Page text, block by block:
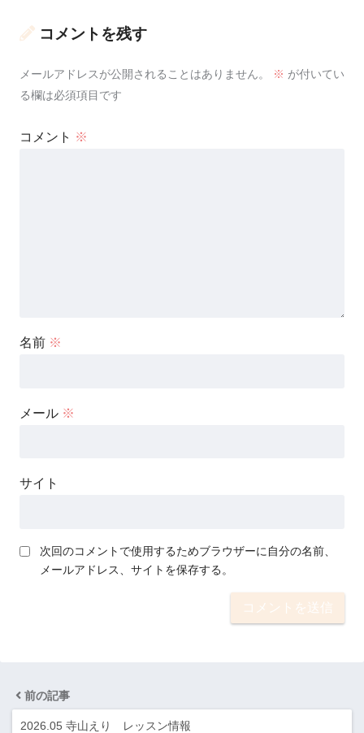
コメントを残す
メールアドレスが公開されることはありません。 ※ が付いてい
る欄は必須項目です
コメント ※
名前 ※
メール ※
サイト
次回のコメントで使用するためブラウザーに自分の名前、
メールアドレス、サイトを保存する。
前の記事
2026.05 寺山えり レッスン情報